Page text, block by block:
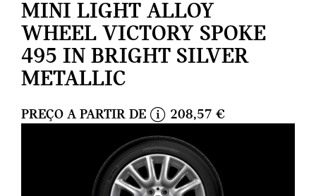
MINI LIGHT ALLOY
WHEEL VICTORY SPOKE
495 IN BRIGHT SILVER
METALLIC
PREÇO A PARTIR DE
n
f
o
208,57 €